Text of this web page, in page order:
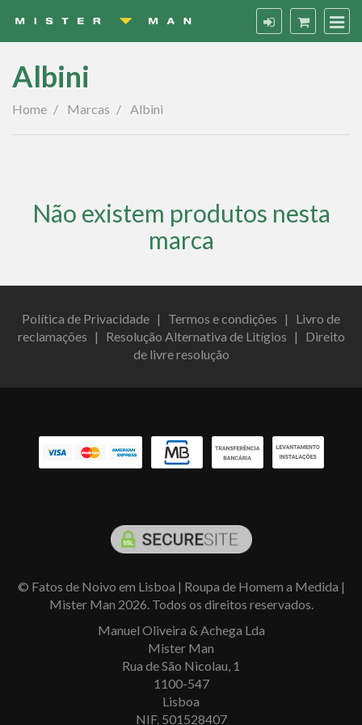
Albini
Albini
Home Marcas Albini
Não existem produtos nesta
marca
Política de Privacidade | Termos e condições | Livro de
reclamações | Resolução Alternativa de Litígios | Direito
de livre resolução
© Fatos de Noivo em Lisboa | Roupa de Homem a Medida |
Mister Man 2026. Todos os direitos reservados.
Manuel Oliveira & Achega Lda
Mister Man
Rua de São Nicolau, 1
1100-547
Lisboa
NIF. 501528407